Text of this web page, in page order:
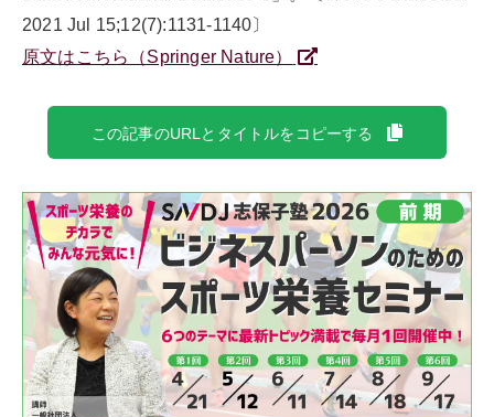
2021 Jul 15;12(7):1131-1140〕
原文はこちら（Springer Nature）
この記事のURLとタイトルをコピーする